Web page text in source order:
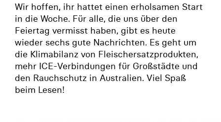
Wir hoffen, ihr hattet einen erholsamen Start
in die Woche. Für alle, die uns über den
Feiertag vermisst haben, gibt es heute
wieder sechs gute Nachrichten. Es geht um
die Klimabilanz von Fleischersatzprodukten,
mehr ICE-Verbindungen für Großstädte und
den Rauchschutz in Australien. Viel Spaß
beim Lesen!